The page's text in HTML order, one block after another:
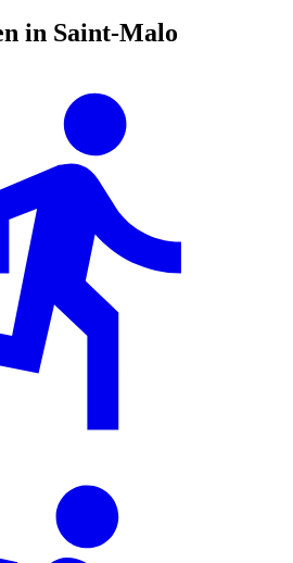
in Saint-Malo